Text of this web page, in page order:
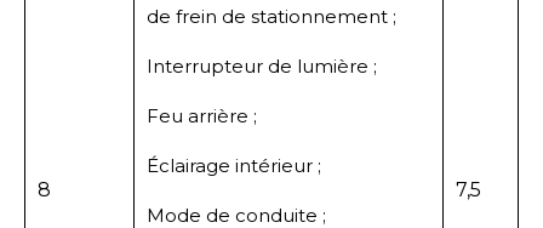
8
de frein de stationnement ;
Interrupteur de lumière ;
Feu arrière ;
Éclairage intérieur ;
Mode de conduite ;
7,5